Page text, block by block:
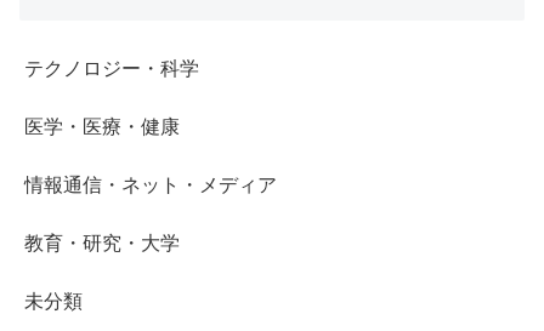
テクノロジー・科学
医学・医療・健康
情報通信・ネット・メディア
教育・研究・大学
未分類